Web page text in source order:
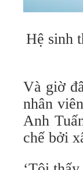
Hệ sinh
Và giờ
nhân
Anh
chế bởi